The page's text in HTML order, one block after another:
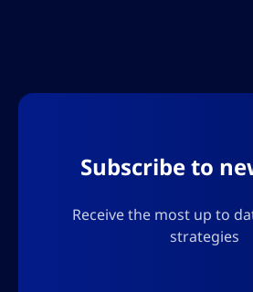
il formato JSON.
Subscribe to
Receive the most up to
strategies